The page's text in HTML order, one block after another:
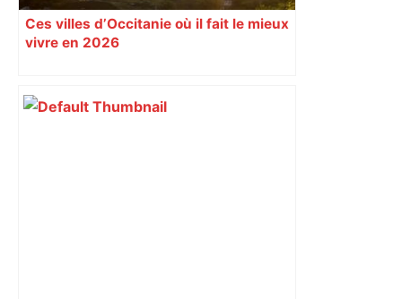
Ces villes d’Occitanie où il fait le mieux
vivre en 2026